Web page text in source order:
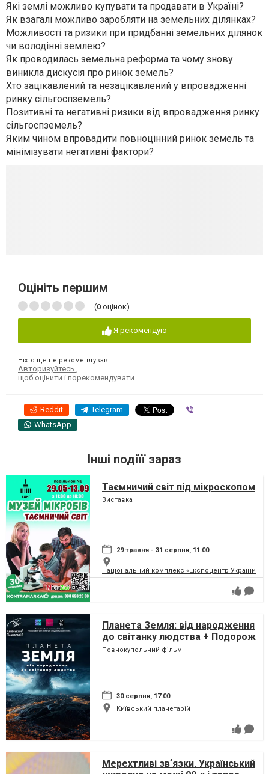
Які землі можливо купувати та продавати в Україні?
Як взагалі можливо заробляти на земельних ділянках?
Можливості та ризики при придбанні земельних ділянок
чи володінні землею?
Як проводилась земельна реформа та чому знову
виникла дискусія про ринок земель?
Хто зацікавлений та незацікавлений у впровадженні
ринку сільгоспземель?
Позитивні та негативні ризики від впровадження ринку
сільгоспземель?
Яким чином впровадити повноцінний ринок земель та
мінімізувати негативні фактори?
Оцініть першим
(0 оцінок)
Я рекомендую
Ніхто ще не рекомендував
Авторизуйтесь
щоб оцінити і порекомендувати
Reddit Telegram
WhatsApp
Інші подіїї зараз
Таємничий світ під мікроскопом
Виставка
29 травня - 31 серпня, 11:00
Національний комплекс «Експоцентр України»
Планета Земля: від народження
до світанку людства + Подорож
сузір'ями (класична програма)
Повнокупольний фільм
30 серпня, 17:00
Київський планетарій
Мерехтливі звʼязки. Український